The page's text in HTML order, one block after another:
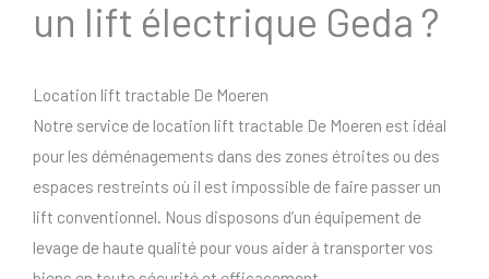
un lift électrique Geda ?
Location lift tractable De Moeren
Notre service de location lift tractable De Moeren est idéal
pour les déménagements dans des zones étroites ou des
espaces restreints où il est impossible de faire passer un
lift conventionnel. Nous disposons d’un équipement de
levage de haute qualité pour vous aider à transporter vos